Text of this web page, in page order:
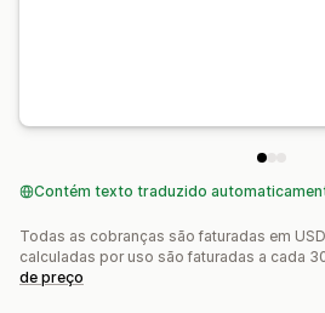
Contém texto traduzido
Todas as cobranças são faturadas em
calculadas por uso são faturadas a cada
de preço